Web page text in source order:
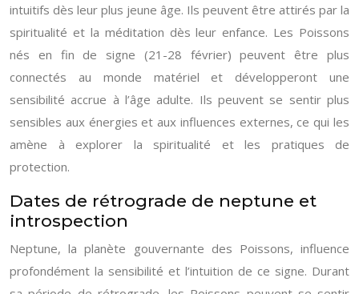
intuitifs dès leur plus jeune âge. Ils peuvent être attirés par la
spiritualité et la méditation dès leur enfance. Les Poissons
nés en fin de signe (21-28 février) peuvent être plus
connectés au monde matériel et développeront une
sensibilité accrue à l’âge adulte. Ils peuvent se sentir plus
sensibles aux énergies et aux influences externes, ce qui les
amène à explorer la spiritualité et les pratiques de
protection.
Dates de rétrograde de neptune et
introspection
Neptune, la planète gouvernante des Poissons, influence
profondément la sensibilité et l’intuition de ce signe. Durant